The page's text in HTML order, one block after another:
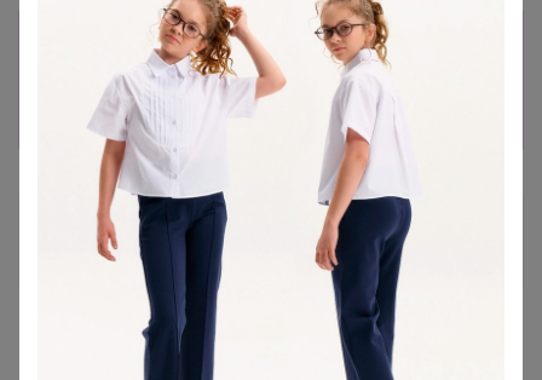
Информация о заказах доступна
лишь членам клуба
Показать
mosya
Магистр
1 февраля, 2024 21:45